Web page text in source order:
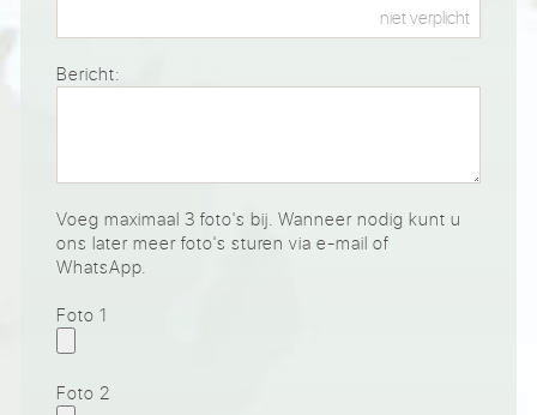
Bericht:
Voeg maximaal 3 foto's bij. Wanneer nodig kunt u
ons later meer foto's sturen via e-mail of
WhatsApp.
Foto 1
Foto 2